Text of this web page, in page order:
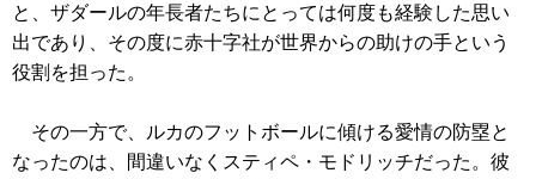
と、ザダールの年長者たちにとっては何度も経験した思い
出であり、その度に赤十字社が世界からの助けの手という
役割を担った。
その一方で、ルカのフットボールに傾ける愛情の防塁と
なったのは、間違いなくスティペ・モドリッチだった。彼